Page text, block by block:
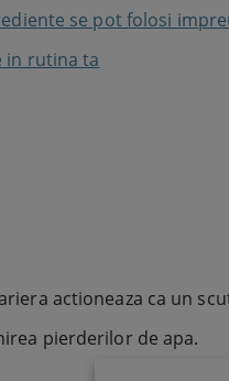
se pot folosi
in rutina ta
actioneaza ca un
pierderilor de apa.